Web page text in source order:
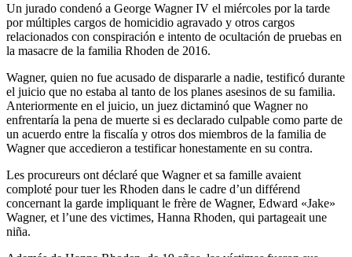
Un jurado condenó a George Wagner IV el miércoles por la tarde
por múltiples cargos de homicidio agravado y otros cargos
relacionados con conspiración e intento de ocultación de pruebas en
la masacre de la familia Rhoden de 2016.
Wagner, quien no fue acusado de dispararle a nadie, testificó durante
el juicio que no estaba al tanto de los planes asesinos de su familia.
Anteriormente en el juicio, un juez dictaminó que Wagner no
enfrentaría la pena de muerte si es declarado culpable como parte de
un acuerdo entre la fiscalía y otros dos miembros de la familia de
Wagner que accedieron a testificar honestamente en su contra.
Les procureurs ont déclaré que Wagner et sa famille avaient
comploté pour tuer les Rhoden dans le cadre d’un différend
concernant la garde impliquant le frère de Wagner, Edward «Jake»
Wagner, et l’une des victimes, Hanna Rhoden, qui partageait une
niña.